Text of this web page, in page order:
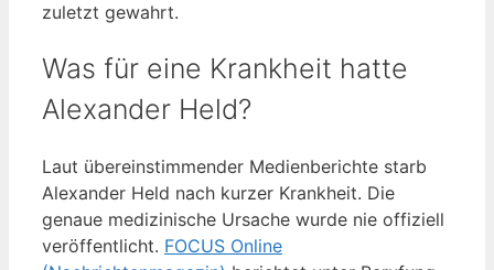
zuletzt gewahrt.
Was für eine Krankheit hatte
Alexander Held?
Laut übereinstimmender Medienberichte starb
Alexander Held nach kurzer Krankheit. Die
genaue medizinische Ursache wurde nie offiziell
veröffentlicht. FOCUS Online